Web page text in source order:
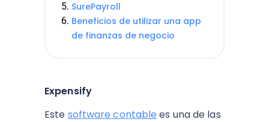
SurePayroll
Beneficios de utilizar una app
de finanzas de negocio
Expensify
Este software contable es una de las